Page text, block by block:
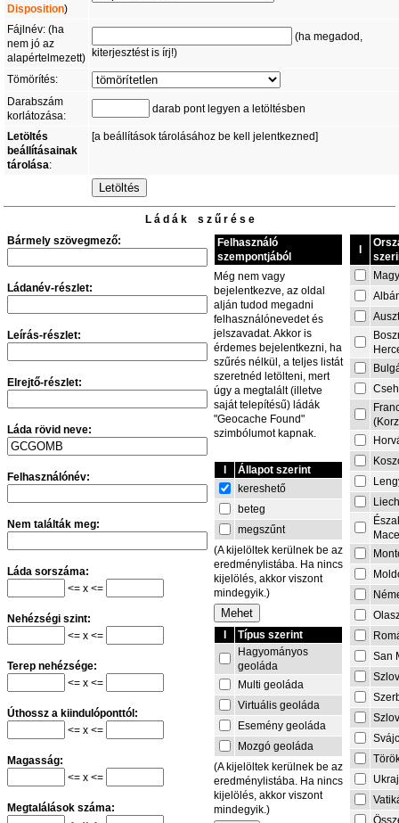
Disposition)
Fájlnév: (ha
nem jó az
alapértelmezett)
(ha megadod,
kiterjesztést is írj!)
Tömörítés:
Darabszám
korlátozása:
darab pont legyen a letöltésben
Letöltés
beállításainak
tárolása:
[a beállítások tárolásához be kell jelentkezned]
L á d á k s z ű r é s e
Bármely szövegmező:
Ládanév-részlet:
Leírás-részlet:
Elrejtő-részlet:
Láda rövid neve:
Felhasználónév:
Nem találták meg:
Láda sorszáma:
<= x <=
Nehézségi szint:
<= x <=
Terep nehézsége:
<= x <=
Úthossz a kiindulóponttól:
<= x <=
Magasság:
<= x <=
Megtalálások száma:
Felhasználó
szempontjából
Még nem vagy
bejelentkezve, az oldal
alján tudod megadni
felhasználónevedet és
jelszavadat. Akkor is
érdemes bejelentkezni, ha
szűrés nélkül, a teljes listát
szeretnéd letölteni, mert
úgy a megtalált (illetve
saját telepítésű) ládák
"Geocache Found"
szimbólumot kapnak.
I
Állapot szerint
kereshető
beteg
megszűnt
(A kijelöltek kerülnek be az
eredménylistába. Ha nincs
kijelölés, akkor viszont
mindegyik.)
I
Típus szerint
Hagyományos
geoláda
Multi geoláda
Virtuális geoláda
Esemény geoláda
Mozgó geoláda
(A kijelöltek kerülnek be az
eredménylistába. Ha nincs
kijelölés, akkor viszont
mindegyik.)
San